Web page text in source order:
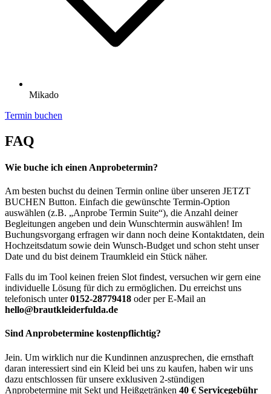
Mikado
Termin buchen
FAQ
Wie buche ich einen Anprobetermin?
Am besten buchst du deinen Termin online über unseren JETZT
BUCHEN Button. Einfach die gewünschte Termin-Option
auswählen (z.B. „Anprobe Termin Suite“), die Anzahl deiner
Begleitungen angeben und dein Wunschtermin auswählen! Im
Buchungsvorgang erfragen wir dann noch deine Kontaktdaten, dein
Hochzeitsdatum sowie dein Wunsch-Budget und schon steht unser
Date und du bist deinem Traumkleid ein Stück näher.
Falls du im Tool keinen freien Slot findest, versuchen wir gern eine
individuelle Lösung für dich zu ermöglichen. Du erreichst uns
telefonisch unter0152-28779418 oder per E-Mail an
hello@brautkleiderfulda.de
Sind Anprobetermine kostenpflichtig?
Jein. Um wirklich nur die Kundinnen anzusprechen, die ernsthaft
daran interessiert sind ein Kleid bei uns zu kaufen, haben wir uns
dazu entschlossen für unsere exklusiven 2-stündigen
Anprobetermine mit Sekt und Heißgetränken 40 € Servicegebühr